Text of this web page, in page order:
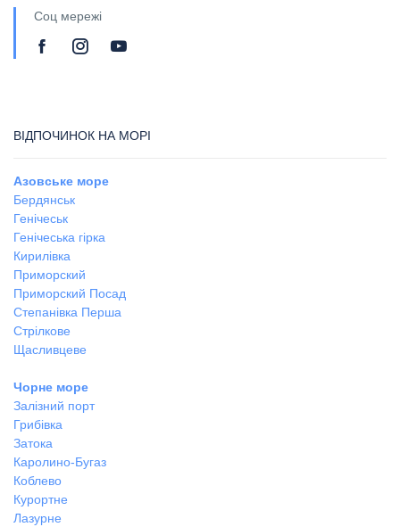
Соц мережі
ВІДПОЧИНОК НА МОРІ
Азовське море
Бердянськ
Генічеськ
Генічеська гірка
Кирилівка
Приморский
Приморский Посад
Степанівка Перша
Стрілкове
Щасливцеве
Чорне море
Залізний порт
Грибівка
Затока
Каролино-Бугаз
Коблево
Курортне
Лазурне